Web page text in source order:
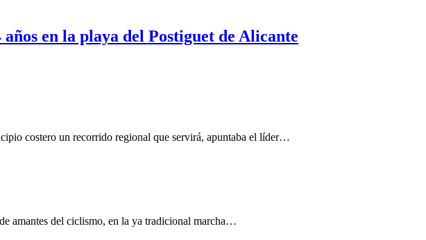
en la playa del Postiguet de Alicante
costero un recorrido regional que servirá, apuntaba el líder…
amantes del ciclismo, en la ya tradicional marcha…